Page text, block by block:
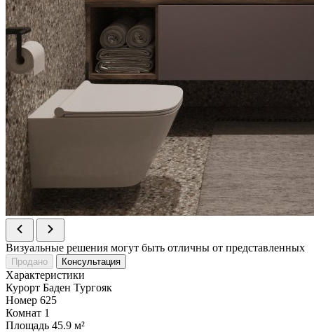
Визуальные решения могут быть отличны от представленных
Продано Консультация
Характеристики
Курорт Баден Тургояк
Номер 625
Комнат 1
Площадь 45.9 м²